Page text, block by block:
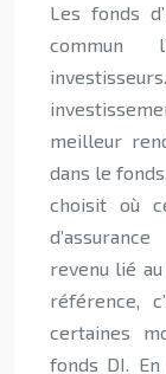
Les fonds
commun
meilleur
dans le
choisit où
revenu lié au
référence,
certaines
fonds DI.